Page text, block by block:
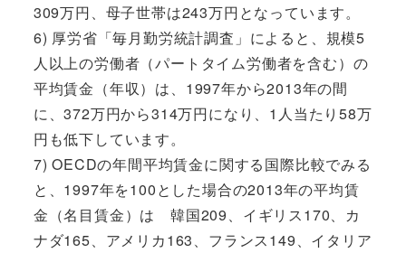
309万円、母子世帯は243万円となっています。
6) 厚労省「毎月勤労統計調査」によると、規模5
人以上の労働者（パートタイム労働者を含む）の
平均賃金（年収）は、1997年から2013年の間
に、372万円から314万円になり、1人当たり58万
円も低下しています。
7) OECDの年間平均賃金に関する国際比較でみる
と、1997年を100とした場合の2013年の平均賃
金（名目賃金）は 韓国209、イギリス170、カ
ナダ165、アメリカ163、フランス149、イタリア